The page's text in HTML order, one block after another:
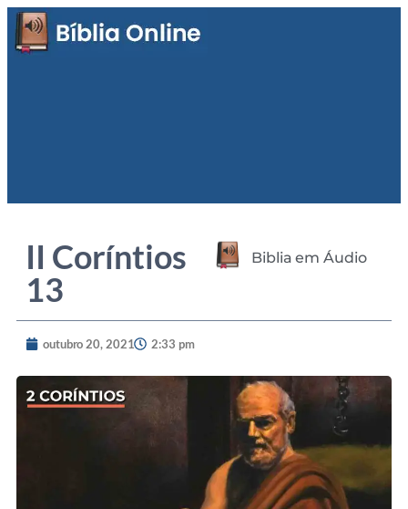
II Coríntios
13
Biblia em Áudio
outubro 20, 2021 2:33 pm